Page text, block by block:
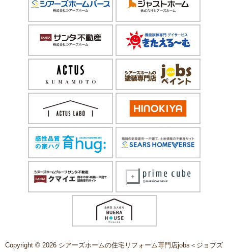
Copyright © 2026 シアーズホームの住宅リフォーム専門店jobs＜ジョブズ